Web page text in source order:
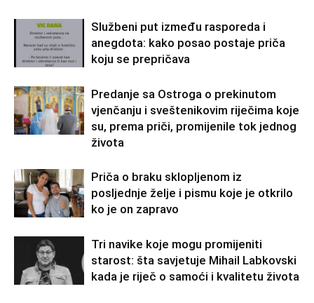
Službeni put između rasporeda i
anegdota: kako posao postaje priča
koju se prepričava
Predanje sa Ostroga o prekinutom
vjenčanju i sveštenikovim riječima koje
su, prema priči, promijenile tok jednog
života
Priča o braku sklopljenom iz
posljednje želje i pismu koje je otkrilo
ko je on zapravo
Tri navike koje mogu promijeniti
starost: šta savjetuje Mihail Labkovski
kada je riječ o samoći i kvalitetu života